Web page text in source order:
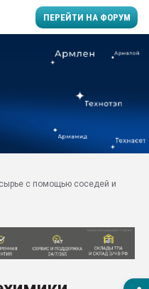
ПЕРЕЙТИ НА ФОРУМ
заводу пластмасс"
28.07.2026
первый план в
с помощью соседей и